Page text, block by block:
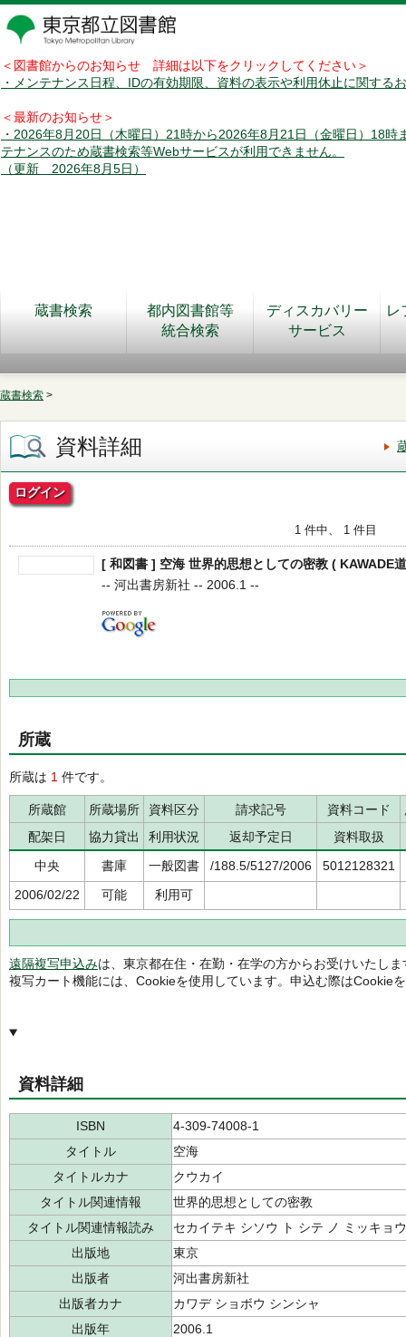
＜図書館からのお知らせ 詳細は以下をクリックしてください＞
・メンテナンス日程、IDの有効期限、資料の表示や利用休止に関する
＜最新のお知らせ＞
・2026年8月20日（木曜日）21時から2026年8月21日（金曜日）18時
テナンスのため蔵書検索等Webサービスが利用できません。
（更新 2026年8月5日）
蔵書検索
都内図書館等
統合検索
ディスカバリー
サービス
レ
蔵書検索 >
資料詳細
ログイン
1 件中、 1 件目
[ 和図書 ] 空海 世界的思想としての密教 ( KAWADE
-- 河出書房新社 -- 2006.1 --
所蔵
所蔵は 1 件です。
所蔵館 所蔵場所 資料区分 請求記号 資料コード
配架日
協力貸出 利用状況 返却予定日
資料取扱
中央
書庫 一般図書 /188.5/5127/2006
5012128321
2006/02/22
可能 利用可
遠隔複写申込みは、東京都在住・在勤・在学の方からお受けいたしま
複写カート機能には、Cookieを使用しています。申込む際はCookie
資料詳細
ISBN
4-309-74008-1
タイトル
空海
タイトルカナ
クウカイ
タイトル関連情報
世界的思想としての密教
タイトル関連情報読み
セカイテキ シソウ ト シテ ノ ミッキョウ
出版地
東京
出版者
河出書房新社
出版者カナ
カワデ ショボウ シンシャ
出版年
2006.1